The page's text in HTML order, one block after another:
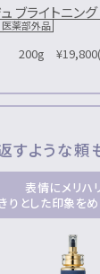
ブライトニン
医薬部外品
200g
すような頼
表情にメリハリ
りとした印象を